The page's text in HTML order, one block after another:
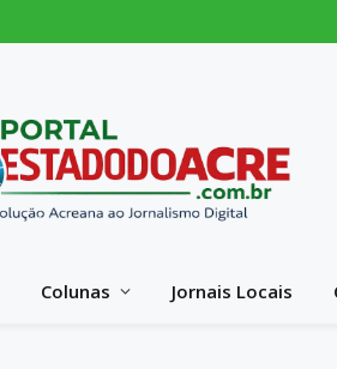
Colunas Jornais Locais